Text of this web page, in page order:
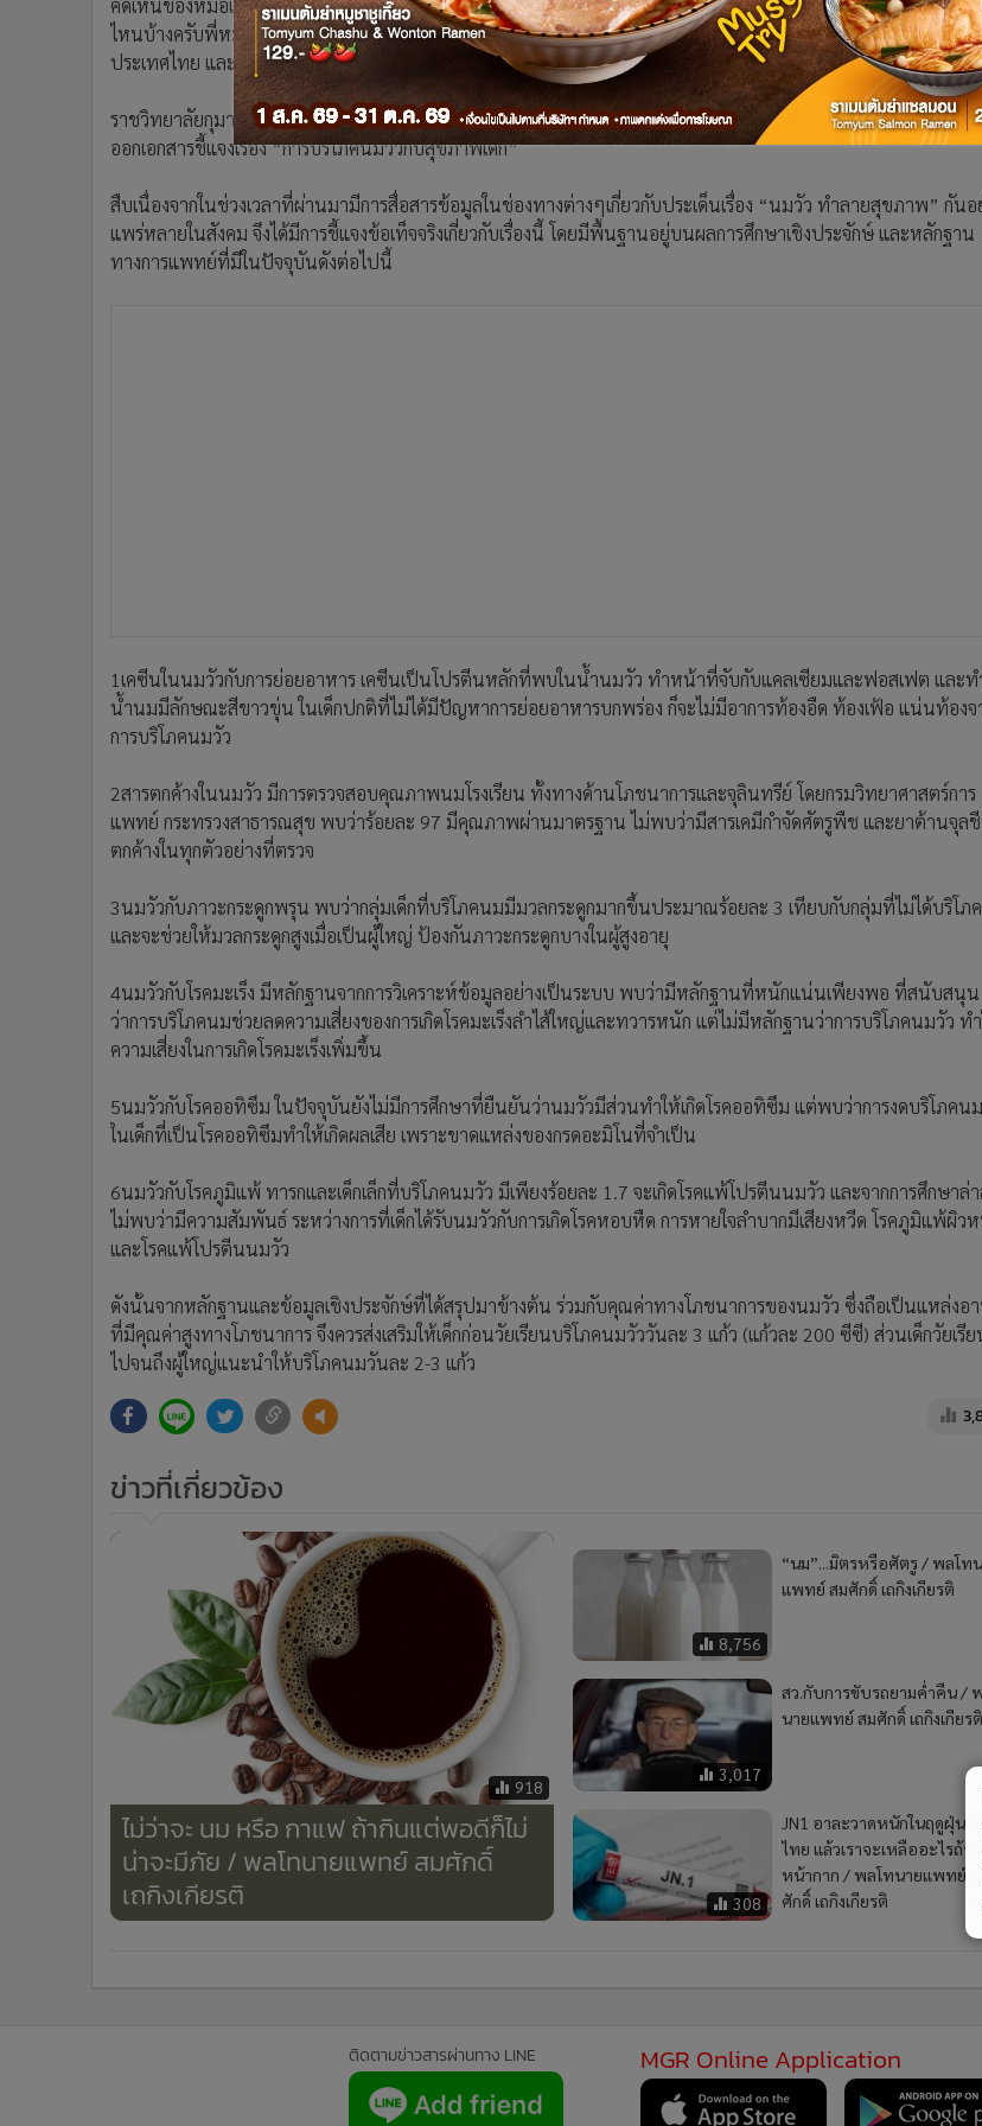
Gotomanager
ไหนบ้างครับพี่หมอ เก่งจะได้ดื่มอย่างสนิทใจหน่อย” “1ราชวิทยาลัยกุมารแพทย์แห่งประเทศไทย 2สมาคมกุมารแพท
ประเทศไทย และ3สมาคมโภชนาการเด็กแห่งประเทศไทย พอไหมครับ3หน่วยงาน” พี่หมอสรุป
ราชวิทยาลัยกุมารแพทย์แห่งประเทศไทย ร่วมกับสมาคมกุมารแพทย์ และสมาคมโภชนาการเด็กแห่งประเทศไทย ร่วมกั
ออกเอกสารชี้แจงเรื่อง “การบริโภคนมวัวกับสุขภาพเด็ก”
สืบเนื่องจากในช่วงเวลาที่ผ่านมามีการสื่อสารข้อมูลในช่องทางต่างๆเกี่ยวกับประเด็นเรื่อง “นมวัว ทำลายสุขภาพ” กันอ
แพร่หลายในสังคม จึงได้มีการชี้แจงข้อเท็จจริงเกี่ยวกับเรื่องนี้ โดยมีพื้นฐานอยู่บนผลการศึกษาเชิงประจักษ์ และหลักฐาน
ทางการแพทย์ที่มีในปัจจุบันดังต่อไปนี้
1เคซีนในนมวัวกับการย่อยอาหาร เคซีนเป็นโปรตีนหลักที่พบในน้ำนมวัว ทำหน้าที่จับกับแคลเซียมและฟอสเฟต และท
น้ำนมมีลักษณะสีขาวขุ่น ในเด็กปกติที่ไม่ได้มีปัญหาการย่อยอาหารบกพร่อง ก็จะไม่มีอาการท้องอืด ท้องเฟ้อ แน่นท้องจ
การบริโภคนมวัว
2สารตกค้างในนมวัว มีการตรวจสอบคุณภาพนมโรงเรียน ทั้งทางด้านโภชนาการและจุลินทรีย์ โดยกรมวิทยาศาสตร์การ
แพทย์ กระทรวงสาธารณสุข พบว่าร้อยละ 97 มีคุณภาพผ่านมาตรฐาน ไม่พบว่ามีสารเคมีกำจัดศัตรูพืช และยาต้านจุล
ตกค้างในทุกตัวอย่างที่ตรวจ
3นมวัวกับภาวะกระดูกพรุน พบว่ากลุ่มเด็กที่บริโภคนมมีมวลกระดูกมากขึ้นประมาณร้อยละ 3 เทียบกับกลุ่มที่ไม่ได้บริโภค
และจะช่วยให้มวลกระดูกสูงเมื่อเป็นผู้ใหญ่ ป้องกันภาวะกระดูกบางในผู้สูงอายุ
4นมวัวกับโรคมะเร็ง มีหลักฐานจากการวิเคราะห์ข้อมูลอย่างเป็นระบบ พบว่ามีหลักฐานที่หนักแน่นเพียงพอ ที่สนับสนุน
ว่าการบริโภคนมช่วยลดความเสี่ยงของการเกิดโรคมะเร็งลำไส้ใหญ่และทวารหนัก แต่ไม่มีหลักฐานว่าการบริโภคนมวัว ท
ความเสี่ยงในการเกิดโรคมะเร็งเพิ่มขึ้น
5นมวัวกับโรคออทิซึม ในปัจจุบันยังไม่มีการศึกษาที่ยืนยันว่านมวัวมีส่วนทำให้เกิดโรคออทิซึม แต่พบว่าการงดบริโภคน
ในเด็กที่เป็นโรคออทิซึมทำให้เกิดผลเสีย เพราะขาดแหล่งของกรดอะมิโนที่จำเป็น
6นมวัวกับโรคภูมิแพ้ ทารกและเด็กเล็กที่บริโภคนมวัว มีเพียงร้อยละ 1.7 จะเกิดโรคแพ้โปรตีนนมวัว และจากการศึกษาล่
ไม่พบว่ามีความสัมพันธ์ ระหว่างการที่เด็กได้รับนมวัวกับการเกิดโรคหอบหืด การหายใจลำบากมีเสียงหวีด โรคภูมิแพ้ผิว
และโรคแพ้โปรตีนนมวัว
ดังนั้นจากหลักฐานและข้อมูลเชิงประจักษ์ที่ได้สรุปมาข้างต้น ร่วมกับคุณค่าทางโภชนาการของนมวัว ซึ่งถือเป็นแหล่งอ
ที่มีคุณค่าสูงทางโภชนาการ จึงควรส่งเสริมให้เด็กก่อนวัยเรียนบริโภคนมวัววันละ 3 แก้ว (แก้วละ 200 ซีซี) ส่วนเด็กวัยเรี
ไปจนถึงผู้ใหญ่แนะนำให้บริโภคนมวันละ 2-3 แก้ว
ข่าวที่เกี่ยวข้อง
918
ไม่ว่าจะ นม หรือ กาแฟ ถ้ากินแต่พอดีก็ไม่
น่าจะมีภัย / พลโทนายแพทย์ สมศักดิ์
เถกิงเกียรติ
8,756
“นม”...มิตรหรือศัตรู / พลโท
แพทย์ สมศักดิ์ เถกิงเกียรติ
3,017
สว.กับการขับรถยามค่ำคืน /
นายแพทย์ สมศักดิ์ เถกิงเกียรติ
308
JN1 อาละวาดหนักในฤดูฝุ่นข
ไทย แล้วเราจะเหลืออะไรถ้าไ
หน้ากาก / พลโทนายแพทย์
ศักดิ์ เถกิงเกียรติ
ติดตามข่าวสารผ่านทาง LINE MGR Online Application